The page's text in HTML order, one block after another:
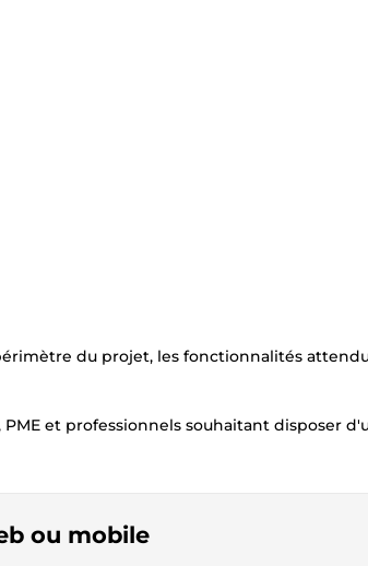
du projet, les fonctionnalités
et professionnels souhaitant disposer
ou mobile